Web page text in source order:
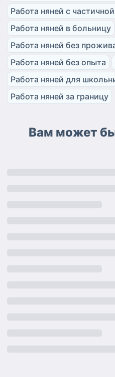
Работа няней с
Работа няней в больницу
Работа няней без
Работа няней без опыта
Работа няней для
Работа няней за границу
Вам может